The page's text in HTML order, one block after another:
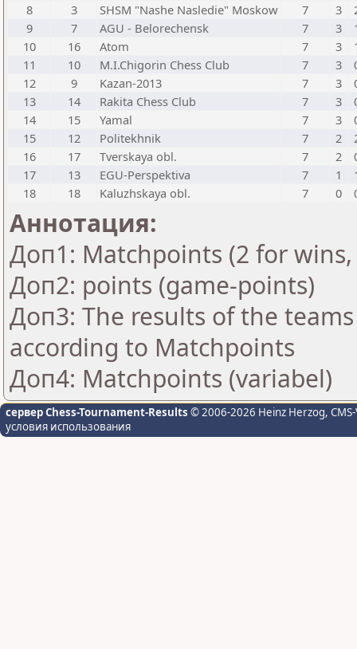
8
3 SHSM "Nashe Nasledie" Moskow 7 3
9
7 AGU - Belorechensk 7 3
10
16 Atom 7 3
11
10 M.I.Chigorin Chess Club 7 3
12
9 Kazan-2013 7 3
13
14 Rakita Chess Club 7 3
14
15 Yamal 7 3
15
12 Politekhnik 7 2
16
17 Tverskaya obl. 7 2
17
13 EGU-Perspektiva 7 1
18
18 Kaluzhskaya obl. 7 0
Аннотация:
Доп1: Matchpoints (2 for
Доп2: points (game-points)
Доп3: The results of the
according to Matchpoints
Доп4: Matchpoints (variabel)
сервер Chess-Tournament-Results © 2006-2026 Heinz Herzog,
условия использования